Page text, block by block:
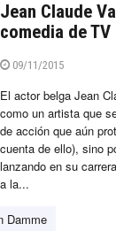
Jean Claude
comedia de TV
09/11/2015
El actor belga Jean
como un artista que
de acción que aún
cuenta de ello), sino
lanzando en su
a la...
Damme